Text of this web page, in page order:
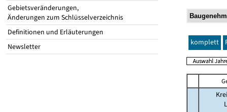
Gebietsveränderungen,
Änderungen zum Schlüsselverzeichnis
Definitionen und Erläuterungen
Newsletter
komplett